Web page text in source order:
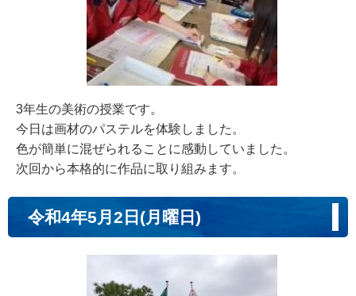
3年生の美術の授業です。
今日は画材のパステルを体験しました。
色が簡単に混ぜられることに感動していました。
次回から本格的に作品に取り組みます。
令和4年5月2日(月曜日)